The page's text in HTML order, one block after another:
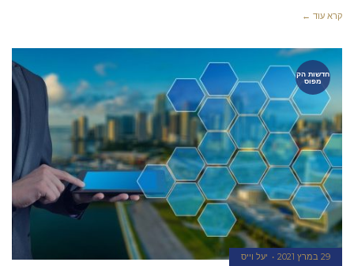
קרא עוד ←
חדשות הק
מפוס
29 במרץ 2021 יעל וייס